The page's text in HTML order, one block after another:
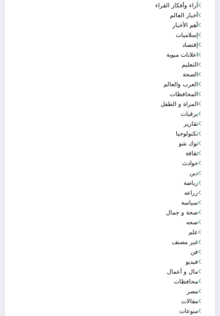
آراء وأفكار القراء
أخبار العالم
أهم الأخبار
إسلاميات
إقتصاد
اعلانات مبوبة
التعليم
الصحة
العرب والعالم
المحافظات
المراة و الطفل
برقيات
تقارير
تكنولوجيا
توك شو
ثقافة
حوادث
دين
رياضة
زراعه
سياسة
صحة و جمال
صحه
علم
غير مصنف
فن
فيديو
مال و أعمال
محافظات
مصر
مقالات
منوعات